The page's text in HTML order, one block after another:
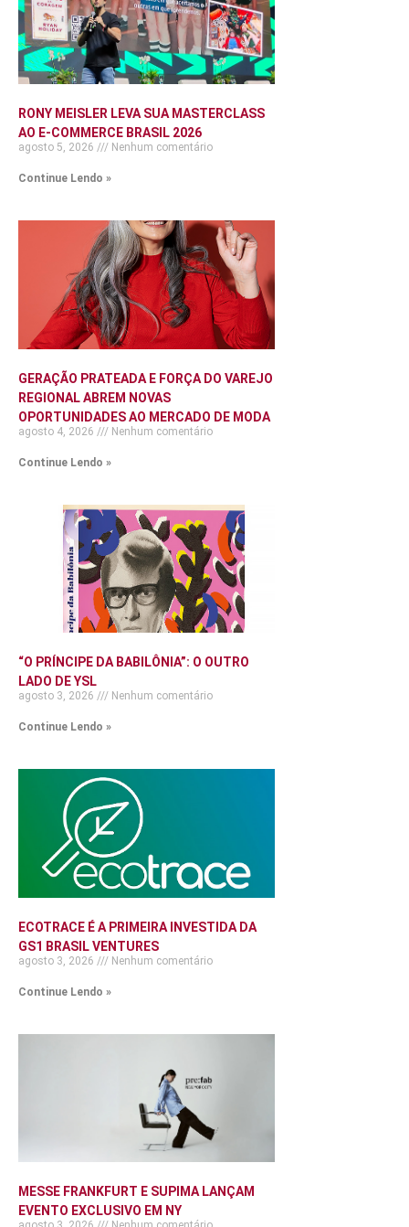
RONY MEISLER LEVA SUA MASTERCLASS
AO E-COMMERCE BRASIL 2026
agosto 5, 2026 Nenhum comentário
Continue Lendo »
GERAÇÃO PRATEADA E FORÇA DO VAREJO
REGIONAL ABREM NOVAS
OPORTUNIDADES AO MERCADO DE MODA
agosto 4, 2026 Nenhum comentário
Continue Lendo »
“O PRÍNCIPE DA BABILÔNIA”: O OUTRO
LADO DE YSL
agosto 3, 2026 Nenhum comentário
Continue Lendo »
ECOTRACE É A PRIMEIRA INVESTIDA DA
GS1 BRASIL VENTURES
agosto 3, 2026 Nenhum comentário
Continue Lendo »
MESSE FRANKFURT E SUPIMA LANÇAM
EVENTO EXCLUSIVO EM NY